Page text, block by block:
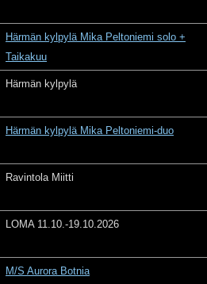
Härmän kylpylä Mika Peltoniemi solo +
Taikakuu
Härmän kylpylä
Härmän kylpylä Mika Peltoniemi-duo
Ravintola Miitti
LOMA 11.10.-19.10.2026
M/S Aurora Botnia